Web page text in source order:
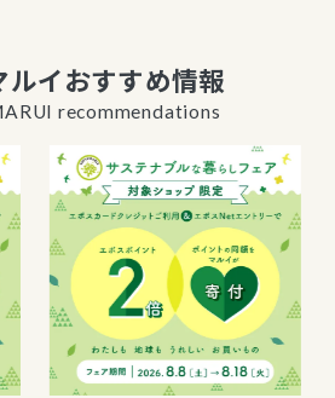
ルイおすすめ情報
recommendations